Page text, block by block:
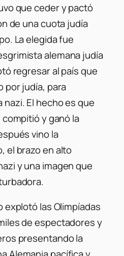
que ceder y pactó
de una cuota judía
La elegida fue
alemana judía
regresar al país que
por judía, para
El hecho es que
y ganó la
vino la
el brazo en alto
y una imagen que
explotó las Olimpíadas
de espectadores y
presentando la